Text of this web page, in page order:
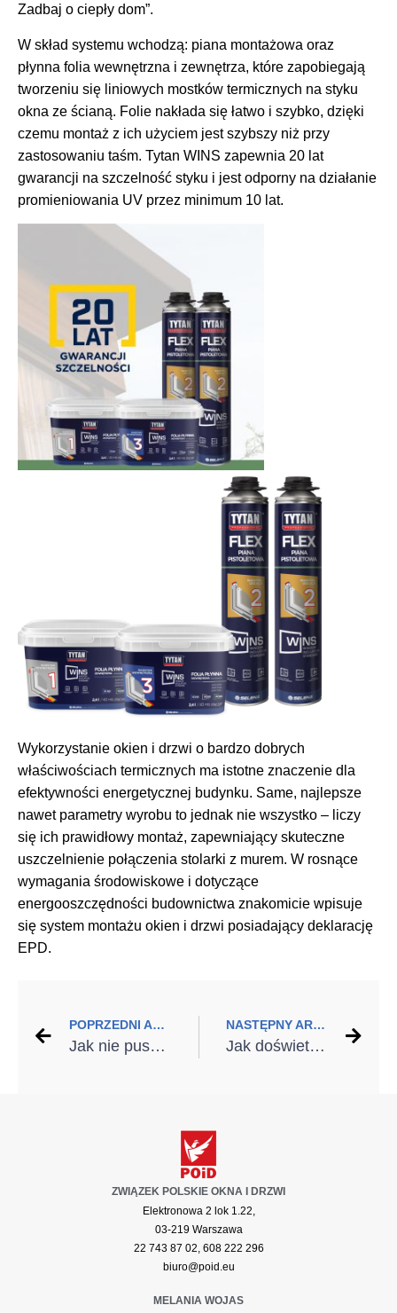
Zadbaj o ciepły dom”.
W skład systemu wchodzą: piana montażowa oraz
płynna folia wewnętrzna i zewnętrza, które zapobiegają
tworzeniu się liniowych mostków termicznych na styku
okna ze ścianą. Folie nakłada się łatwo i szybko, dzięki
czemu montaż z ich użyciem jest szybszy niż przy
zastosowaniu taśm. Tytan WINS zapewnia 20 lat
gwarancji na szczelność styku i jest odporny na działanie
promieniowania UV przez minimum 10 lat.
Wykorzystanie okien i drzwi o bardzo dobrych
właściwościach termicznych ma istotne znaczenie dla
efektywności energetycznej budynku. Same, najlepsze
nawet parametry wyrobu to jednak nie wszystko – liczy
się ich prawidłowy montaż, zapewniający skuteczne
uszczelnienie połączenia stolarki z murem. W rosnące
wymagania środowiskowe i dotyczące
energooszczędności budownictwa znakomicie wpisuje
się system montażu okien i drzwi posiadający deklarację
EPD.
POPRZEDNI ARTYKUŁ
Jak nie puszczać pieniędzy z dymem?
NASTĘPNY ARTYKUŁ
Jak doświetlić garaż naturalnym światłem?
ZWIĄZEK POLSKIE OKNA I DRZWI
Elektronowa 2 lok 1.22,
03-219 Warszawa
22 743 87 02, 608 222 296
biuro@poid.eu
MELANIA WOJAS